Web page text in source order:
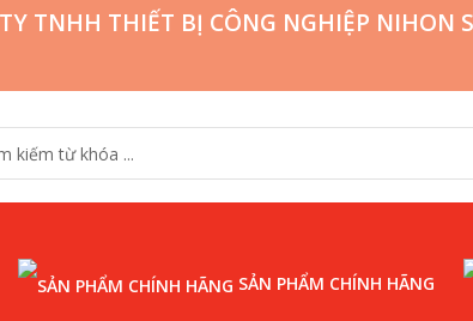
TNHH THIẾT BỊ CÔNG NGHIỆP NIHON
SỰ
SẢN PHẨM CHÍNH HÃNG